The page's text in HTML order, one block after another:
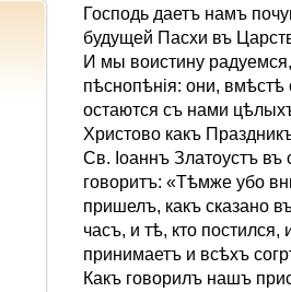
Господь даетъ намъ
будущей Пасхи въ
И мы воистину
пѣснопѣнiя: они,
остаются съ нами
Христово какъ
Св. Iоаннъ Златоустъ въ
говоритъ: «Тѣмже убо
пришелъ, какъ сказано
часъ, и тѣ, кто
принимаетъ и всѣхъ
Какъ говорилъ нашъ